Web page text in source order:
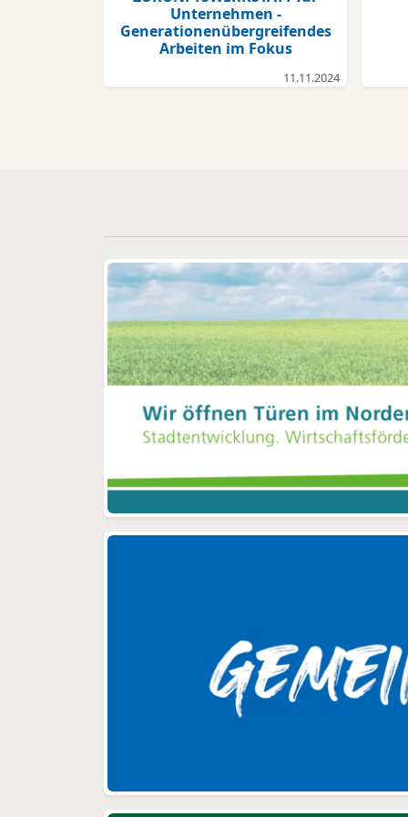
Brunsbüttel und Heide
gGmbH sowie
Fraktionsvorsitzender der
CDU in Albersdorf. Nach
Umsetzung. Für mich ist
dabei eine Stärkung des
Unternehmertums
entscheidend. Für dessen
Interessen will ich mich im
Rahmen des Wirtschaftsrates
als Vermittler zwischen
Wirtschaft und Politik in der
Sektion Dithmarschen
einsetzen. Meine langjährige
ehrenamtliche politi
Unternehmen -
Generationenübergreifendes
Arbeiten im Fokus
11.11.2024